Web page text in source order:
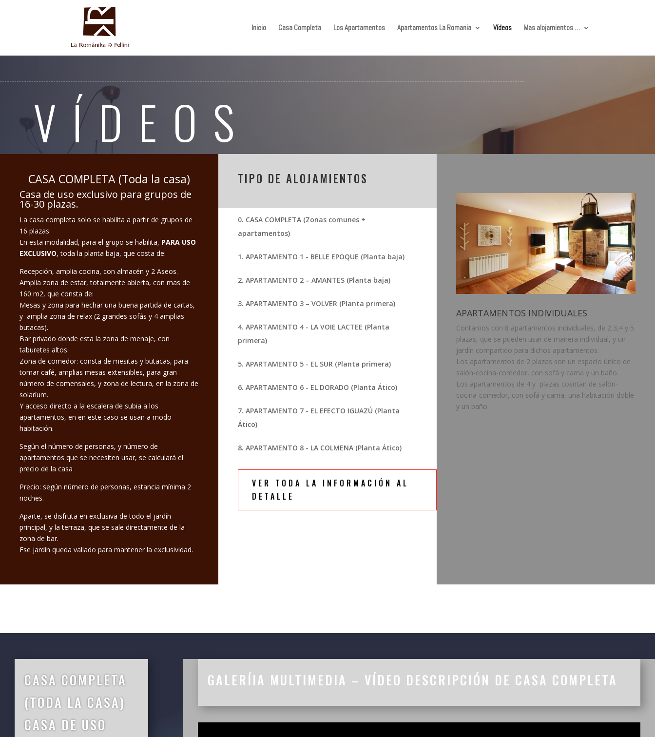
Inicio Casa Completa Los Apartamentos Apartamentos La Romania Vídeos Mas alojamientos …
VÍDEOS
CASA COMPLETA (Toda la casa)
Casa de uso exclusivo para grupos de
16-30 plazas.
La casa completa solo se habilita a partir de grupos de
16 plazas.
En esta modalidad, para el grupo se habilita, PARA USO
EXCLUSIVO, toda la planta baja, que costa de:
Recepción, amplia cocina, con almacén y 2 Aseos.
Amplia zona de estar, totalmente abierta, con mas de
160 m2, que consta de:
Mesas y zona para hechar una buena partida de cartas,
y amplia zona de relax (2 grandes sofás y 4 amplias
butacas).
Bar privado donde esta la zona de menaje, con
taburetes altos.
Zona de comedor: consta de mesitas y butacas, para
tomar café, amplias mesas extensibles, para gran
número de comensales, y zona de lectura, en la zona de
solaríum.
Y acceso directo a la escalera de subia a los
apartamentos, en en este caso se usan a modo
habitación.
Según el número de personas, y número de
apartamentos que se necesiten usar, se calculará el
precio de la casa
Precio: según número de personas, estancia mínima 2
noches.
Aparte, se disfruta en exclusiva de todo el jardín
principal, y la terraza, que se sale directamente de la
zona de bar.
Ese jardín queda vallado para mantener la exclusividad.
TIPO DE ALOJAMIENTOS
0. CASA COMPLETA (Zonas comunes +
apartamentos)
1. APARTAMENTO 1 - BELLE EPOQUE (Planta baja)
2. APARTAMENTO 2 – AMANTES (Planta baja)
3. APARTAMENTO 3 – VOLVER (Planta primera)
4. APARTAMENTO 4 - LA VOIE LACTEE (Planta
primera)
5. APARTAMENTO 5 - EL SUR (Planta primera)
6. APARTAMENTO 6 - EL DORADO (Planta Ático)
7. APARTAMENTO 7 - EL EFECTO IGUAZÚ (Planta
Ático)
8. APARTAMENTO 8 - LA COLMENA (Planta Ático)
VER TODA LA INFORMACIÓN AL
DETALLE
APARTAMENTOS INDIVIDUALES
Contamos con 8 apartamentos individuales, de 2,3,4 y 5
plazas, que se pueden usar de manera individual, y un
jardín compartido para dichos apartamentos.
Los apartamentos de 2 plazas son un espacio único de
salón-cocina-comedor, con sofá y cama y un baño.
Los apartamentos de 4 y plazas cosntan de salón-
cocina-comedor, con sofá y cama, una habitación doble
y un baño.
CASA COMPLETA
(TODA LA CASA)
CASA DE USO
GALERÍIA MULTIMEDIA – VÍDEO DESCRIPCIÓN DE CASA COMPLETA